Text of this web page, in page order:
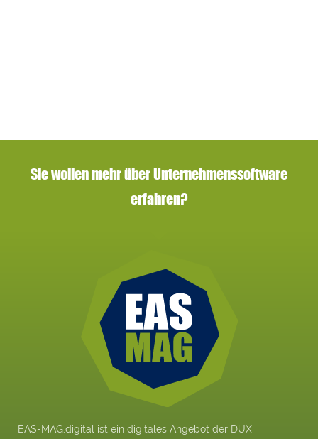
Sie wollen mehr über Unternehmenssoftware
erfahren?
EAS-MAG.digital ist ein digitales Angebot der DUX